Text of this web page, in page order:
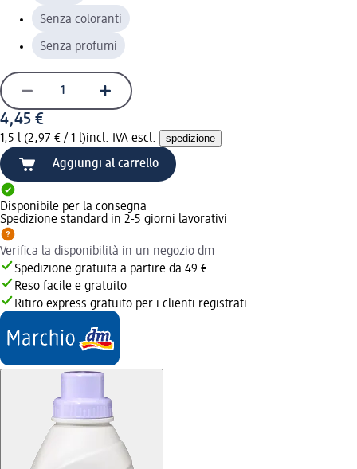
Senza coloranti
Senza profumi
4,45 €
1,5 l (2,97 € / 1 l)incl. IVA escl. spedizione
Aggiungi al carrello
Disponibile per la consegna
Spedizione standard in 2-5 giorni lavorativi
Verifica la disponibilità in un negozio dm
Spedizione gratuita a partire da 49 €
Reso facile e gratuito
Ritiro express gratuito per i clienti registrati